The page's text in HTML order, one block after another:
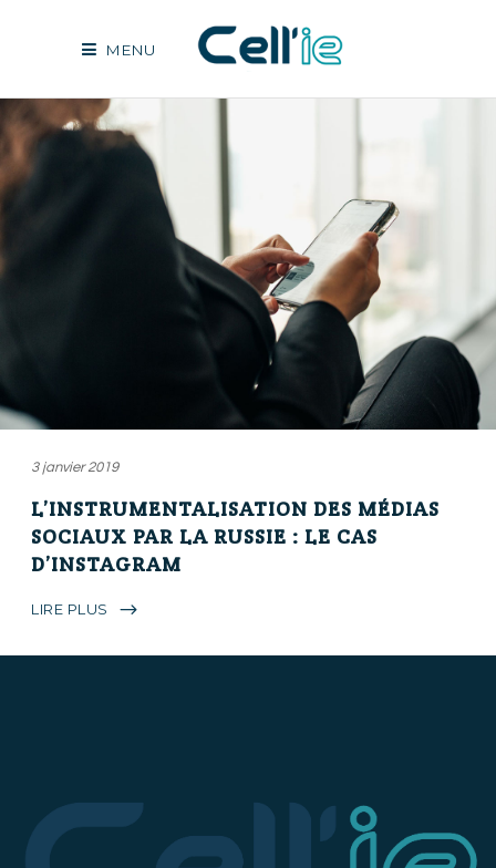
MENU
3 janvier 2019
L’INSTRUMENTALISATION DES MÉDIAS
SOCIAUX PAR LA RUSSIE : LE CAS
D’INSTAGRAM
LIRE PLUS